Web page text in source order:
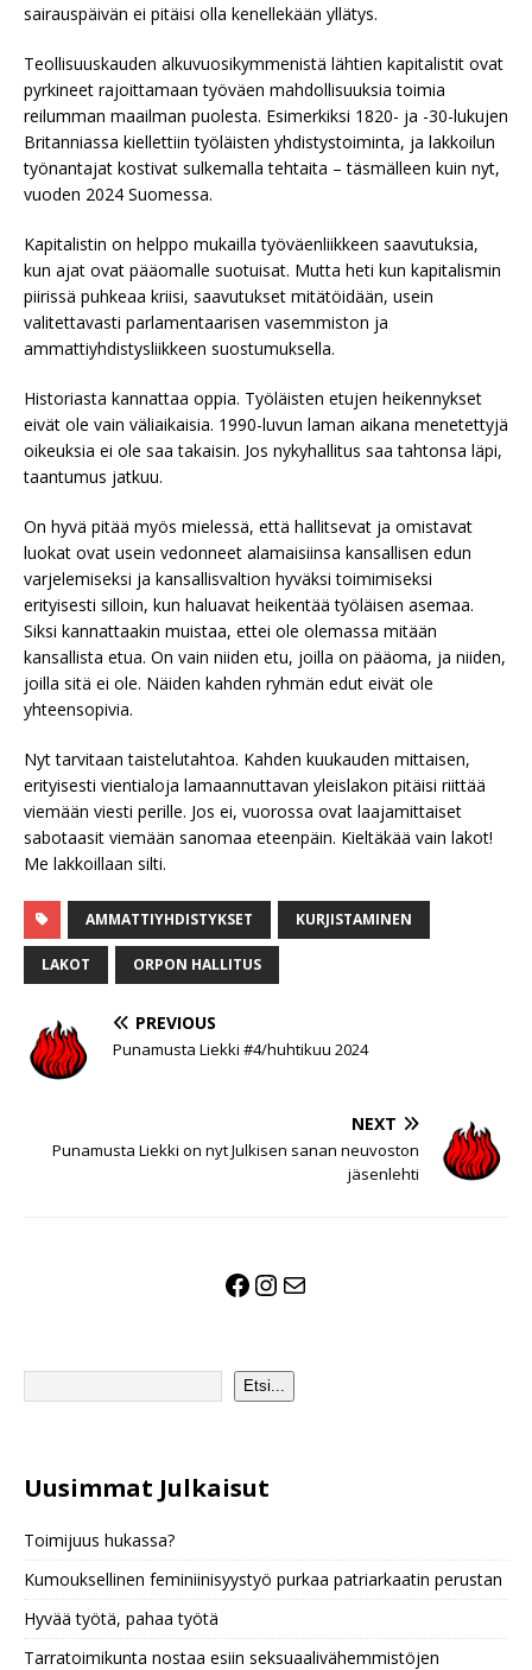
sairauspäivän ei pitäisi olla kenellekään yllätys.
Teollisuuskauden alkuvuosikymmenistä lähtien kapitalistit ovat
pyrkineet rajoittamaan työväen mahdollisuuksia toimia
reilumman maailman puolesta. Esimerkiksi 1820- ja -30-lukujen
Britanniassa kiellettiin työläisten yhdistystoiminta, ja lakkoilun
työnantajat kostivat sulkemalla tehtaita – täsmälleen kuin nyt,
vuoden 2024 Suomessa.
Kapitalistin on helppo mukailla työväenliikkeen saavutuksia,
kun ajat ovat pääomalle suotuisat. Mutta heti kun kapitalismin
piirissä puhkeaa kriisi, saavutukset mitätöidään, usein
valitettavasti parlamentaarisen vasemmiston ja
ammattiyhdistysliikkeen suostumuksella.
Historiasta kannattaa oppia. Työläisten etujen heikennykset
eivät ole vain väliaikaisia. 1990-luvun laman aikana menetettyjä
oikeuksia ei ole saa takaisin. Jos nykyhallitus saa tahtonsa läpi,
taantumus jatkuu.
On hyvä pitää myös mielessä, että hallitsevat ja omistavat
luokat ovat usein vedonneet alamaisiinsa kansallisen edun
varjelemiseksi ja kansallisvaltion hyväksi toimimiseksi
erityisesti silloin, kun haluavat heikentää työläisen asemaa.
Siksi kannattaakin muistaa, ettei ole olemassa mitään
kansallista etua. On vain niiden etu, joilla on pääoma, ja niiden,
joilla sitä ei ole. Näiden kahden ryhmän edut eivät ole
yhteensopivia.
Nyt tarvitaan taistelutahtoa. Kahden kuukauden mittaisen,
erityisesti vientialoja lamaannuttavan yleislakon pitäisi riittää
viemään viesti perille. Jos ei, vuorossa ovat laajamittaiset
sabotaasit viemään sanomaa eteenpäin. Kieltäkää vain lakot!
Me lakkoillaan silti.
AMMATTIYHDISTYKSET KURJISTAMINEN
LAKOT ORPON HALLITUS
PREVIOUS
Punamusta Liekki #4/huhtikuu 2024
NEXT
Punamusta Liekki on nyt Julkisen sanan neuvoston
jäsenlehti
Etsi...
Uusimmat Julkaisut
Toimijuus hukassa?
Kumouksellinen feminiinisyystyö purkaa patriarkaatin perustan
Hyvää työtä, pahaa työtä
Tarratoimikunta nostaa esiin seksuaalivähemmistöjen